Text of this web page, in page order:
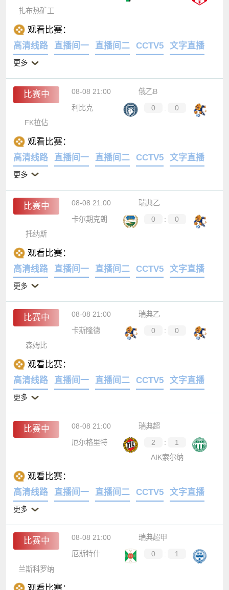
扎布热矿工
观看比赛：
高清线路
直播间一 直播间二 CCTV5 文字直播
更多
比赛中 08-08 21:00
俄乙B
利比克
0 :
0
FK拉佔
观看比赛：
高清线路
直播间一 直播间二 CCTV5 文字直播
更多
比赛中 08-08 21:00
瑞典乙
卡尔期克朗
0 :
0
托纳斯
观看比赛：
高清线路
直播间一 直播间二 CCTV5 文字直播
更多
比赛中 08-08 21:00
瑞典乙
卡斯隆德
0 :
0
森姆比
观看比赛：
高清线路
直播间一 直播间二 CCTV5 文字直播
更多
比赛中 08-08 21:00
瑞典超
厄尔格里特
2 :
1
AIK索尔纳
观看比赛：
高清线路
直播间一 直播间二 CCTV5 文字直播
更多
比赛中 08-08 21:00
瑞典超甲
厄斯特什
0 :
1
兰斯科罗纳